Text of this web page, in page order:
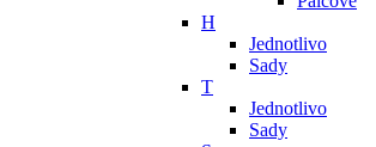
H
Jednotlivo
Sady
T
Jednotlivo
Sady